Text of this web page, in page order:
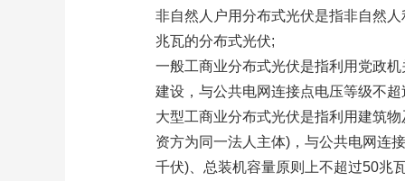
非自然人户用分布式光伏是指非自然
兆瓦的分布式光伏;
一般工商业分布式光伏是指利用党政
建设，与公共电网连接点电压等级不
大型工商业分布式光伏是指利用建筑
资方为同一法人主体)，与公共电网连
千伏)、总装机容量原则上不超过50兆